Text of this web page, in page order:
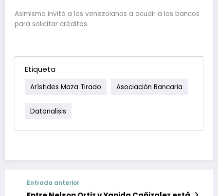
Asimismo invitó a los venezolanos a acudir a los bancos
para solicitar créditos.
Etiqueta
Arístides Maza Tirado Asociación Bancaria
Datanalisis
Entrada anterior